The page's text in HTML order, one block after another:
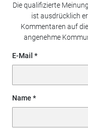
Die qualifizierte
ist ausdrücklich
Kommentaren auf
angenehme
E-Mail
Name